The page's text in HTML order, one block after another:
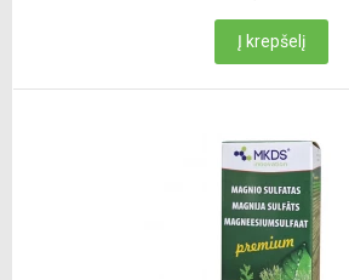
Į krepšelį